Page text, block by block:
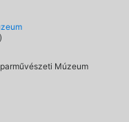
Múzeum